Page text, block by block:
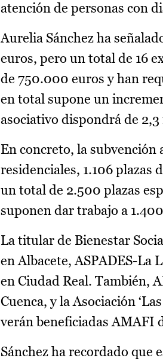
atención de personas con
Aurelia Sánchez ha
euros, pero un total de 16
de 750.000 euros y han
en total supone un
asociativo dispondrá de
En concreto, la subvención
residenciales, 1.106 plazas
un total de 2.500 plazas
suponen dar trabajo a
La titular de Bienestar
en Albacete, ASPADES-La
en Ciudad Real. También,
Cuenca, y la Asociación
verán beneficiadas AMAFI
Sánchez ha recordado que